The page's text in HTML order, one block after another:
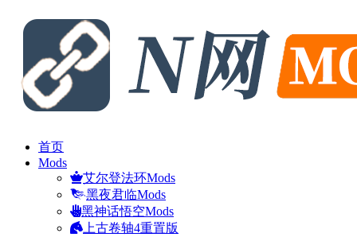
首页
Mods
艾尔登法环Mods
黑夜君临Mods
黑神话悟空Mods
上古卷轴4重置版